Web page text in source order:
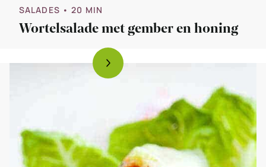
SALADES • 20 MIN
Wortelsalade met gember en honing